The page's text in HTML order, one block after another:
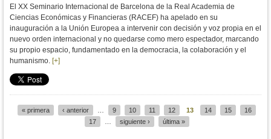
El XX Seminario Internacional de Barcelona de la Real Academia de
Ciencias Económicas y Financieras (RACEF) ha apelado en su
inauguración a la Unión Europea a intervenir con decisión y voz propia en el
nuevo orden internacional y no quedarse como mero espectador, marcando
su propio espacio, fundamentado en la democracia, la colaboración y el
humanismo. [+]
« primera ‹ anterior 9 10 11 12 13 14 15
16
17
siguiente › última »